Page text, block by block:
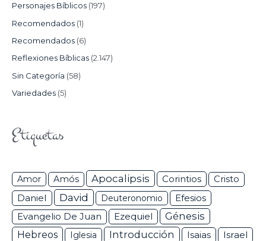
Personajes Bíblicos (197)
Recomendados (1)
Recomendados (6)
Reflexiones Bíblicas (2.147)
Sin Categoría (58)
Variedades (5)
Etiquetas
Amor Amós Apocalipsis Corintios Cristo
Daniel David Deuteronomio Efesios
Evangelio De Juan Ezequiel
Génesis
Hebreos
Iglesia Introducción Isaias Israel